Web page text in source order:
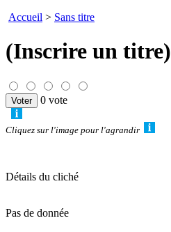
Accueil > Sans titre
(Inscrire un titre)
0 vote
Cliquez sur l'image pour l'agrandir
Détails du cliché
Pas de donnée